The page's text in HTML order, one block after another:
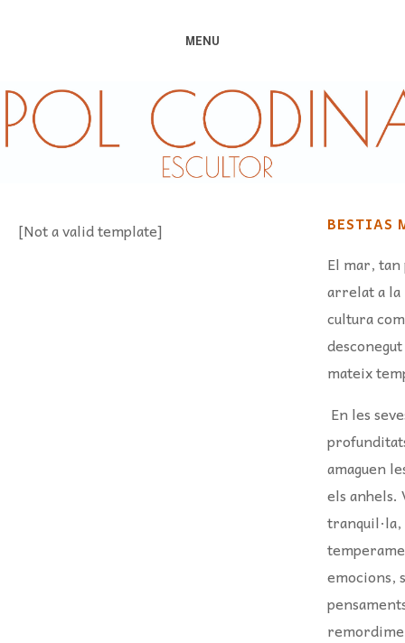
MENU
[Not a valid template] BESTIAS
El mar,
arrelat a
cultura com
mateix
En les
amaguen
els anhels.
emocions,